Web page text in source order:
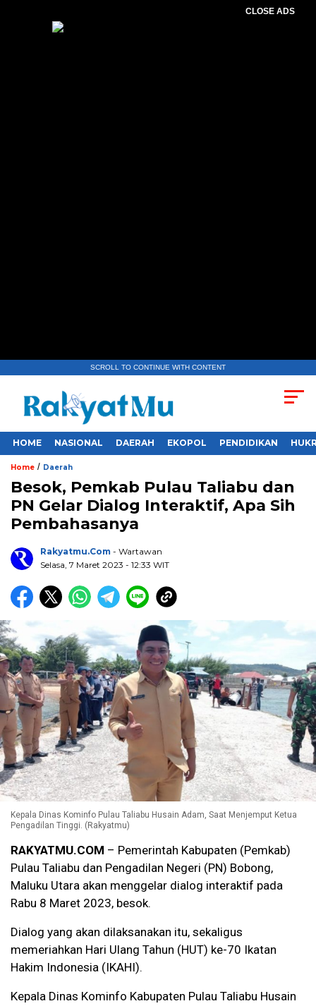
CLOSE ADS
SCROLL TO CONTINUE WITH CONTENT
HOME NASIONAL DAERAH EKOPOL PENDIDIKAN
Home / Daerah
Besok, Pemkab Pulau Taliabu dan
PN Gelar Dialog Interaktif, Apa Sih
Pembahasanya
Rakyatmu.com - Wartawan
Selasa, 7 Maret 2023 - 12:33 WIT
Kepala Dinas Kominfo Pulau Taliabu Husain Adam, Saat Menjemput Ketua
Pengadilan Tinggi. (Rakyatmu)
RAKYATMU.COM – Pemerintah Kabupaten (Pemkab)
Pulau Taliabu dan Pengadilan Negeri (PN) Bobong,
Maluku Utara akan menggelar dialog interaktif pada
Rabu 8 Maret 2023, besok.
Dialog yang akan dilaksanakan itu, sekaligus
memeriahkan Hari Ulang Tahun (HUT) ke-70 Ikatan
Hakim Indonesia (IKAHI).
Kepala Dinas Kominfo Kabupaten Pulau Taliabu Husain